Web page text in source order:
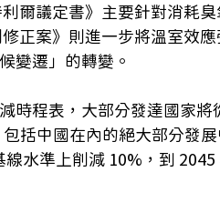
爾議定書》主要針對消耗
正案》則進一步將溫室效
變遷」的轉變。
時程表，大部分發達國家將
括中國在內的絕大部分發
水準上削減 10%，到 2045